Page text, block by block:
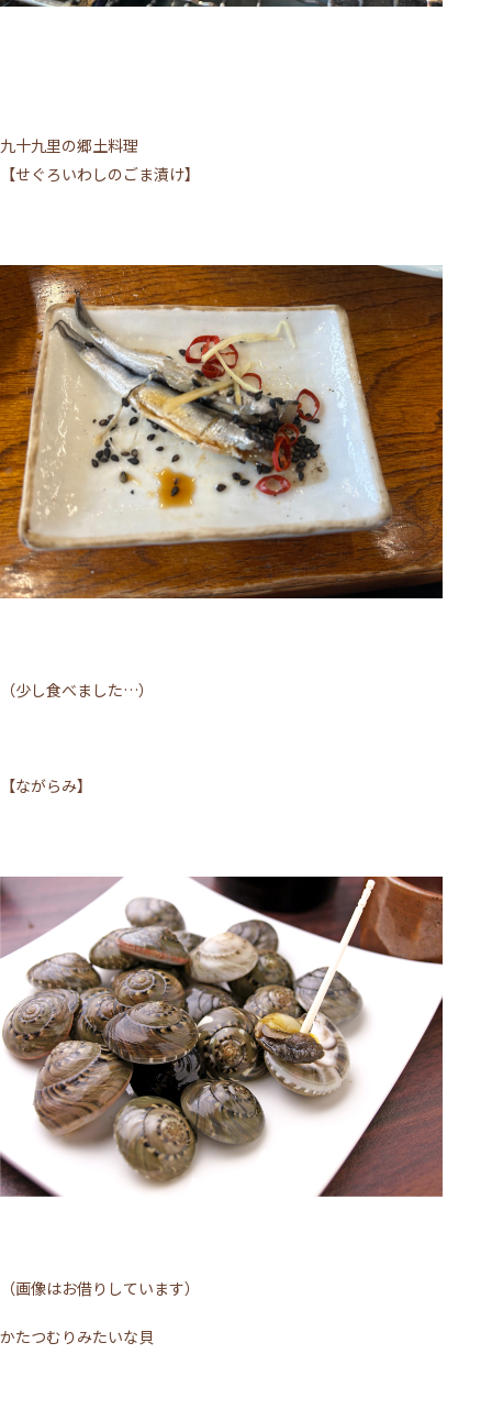
電話予約
九十九里の郷土料理
【せぐろいわしのごま漬け】
（少し食べました…）
【ながらみ】
（画像はお借りしています）
かたつむりみたいな貝